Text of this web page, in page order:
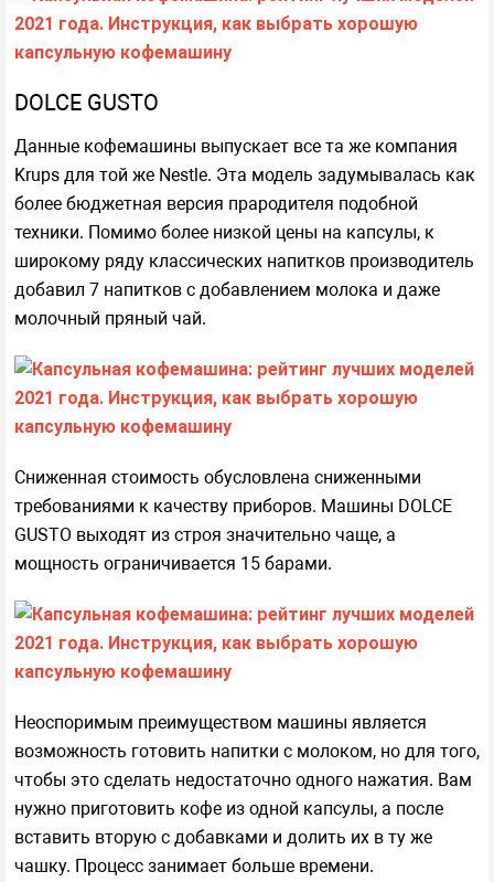
DOLCE GUSTO
Данные кофемашины выпускает все та же компания
Krups для той же Nestle. Эта модель задумывалась как
более бюджетная версия прародителя подобной
техники. Помимо более низкой цены на капсулы, к
широкому ряду классических напитков производитель
добавил 7 напитков с добавлением молока и даже
молочный пряный чай.
Сниженная стоимость обусловлена сниженными
требованиями к качеству приборов. Машины DOLCE
GUSTO выходят из строя значительно чаще, а
мощность ограничивается 15 барами.
Неоспоримым преимуществом машины является
возможность готовить напитки с молоком, но для того,
чтобы это сделать недостаточно одного нажатия. Вам
нужно приготовить кофе из одной капсулы, а после
вставить вторую с добавками и долить их в ту же
чашку. Процесс занимает больше времени.